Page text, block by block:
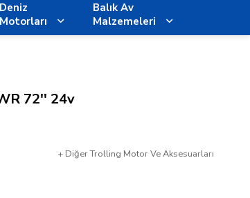
Deniz
Motorları
Balık Av
Malzemeleri
72'' 24v
+ DiğerTrolling Motor Ve Aksesuarları